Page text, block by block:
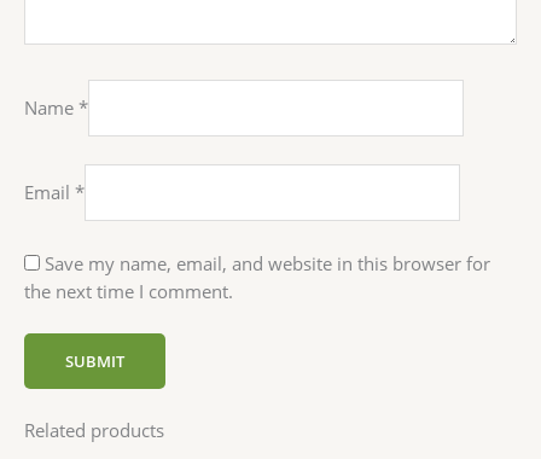
Name *
Email *
Save my name, email, and website in this browser for
the next time I comment.
Related products